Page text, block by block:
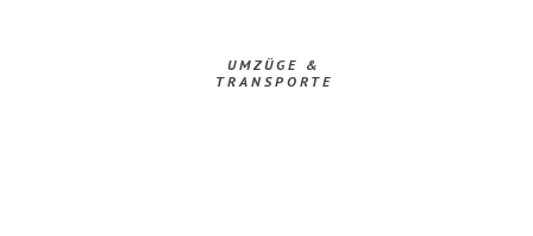
UMZÜGE &
TRANSPORTE